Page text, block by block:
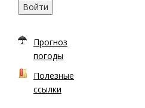
Войти
Прогноз
погоды
Полезные
ссылки